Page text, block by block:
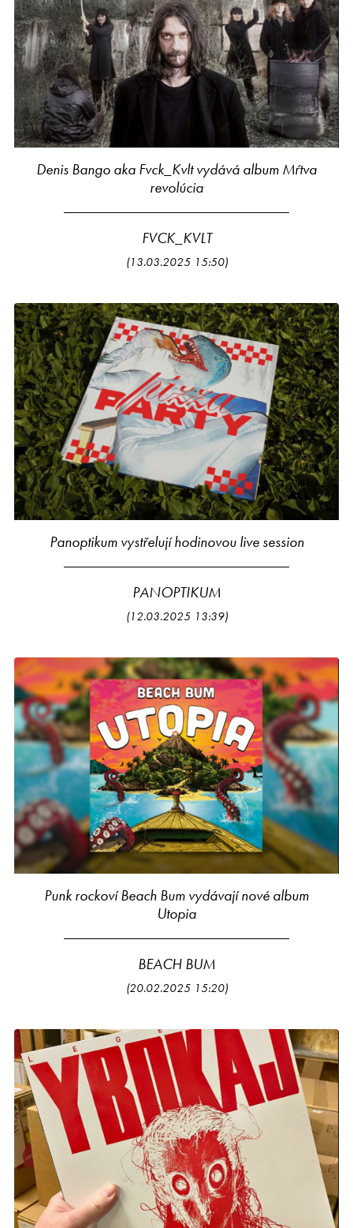
Denis Bango aka Fvck_Kvlt vydává album Mŕtva
revolúcia
FVCK_KVLT
(13.03.2025 15:50)
Panoptikum vystřelují hodinovou live session
PANOPTIKUM
(12.03.2025 13:39)
Punk rockoví Beach Bum vydávají nové album
Utopia
BEACH BUM
(20.02.2025 15:20)